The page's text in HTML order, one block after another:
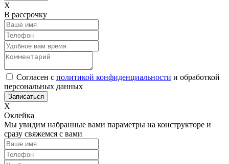
Х
В рассрочку
Согласен с политикой конфиденциальности и обработкой
персональных данных
Х
Оклейка
Мы увидим набранные вами параметры на конструкторе и
сразу свяжемся с вами